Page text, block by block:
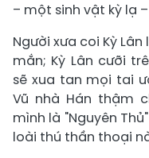
– một sinh vật kỳ lạ
Người xưa coi Kỳ
mắn; Kỳ Lân cưỡi
sẽ xua tan mọi tai
Vũ nhà Hán thậm
mình là "Nguyên
loài thú thần thoại